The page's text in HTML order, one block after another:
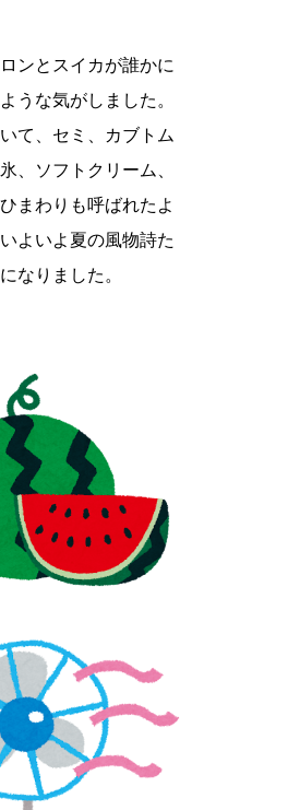
ンとスイカが誰かに
うな気がしました。
て、セミ、カブトム
、ソフトクリーム、
まわりも呼ばれたよ
よいよ夏の風物詩た
なりました。